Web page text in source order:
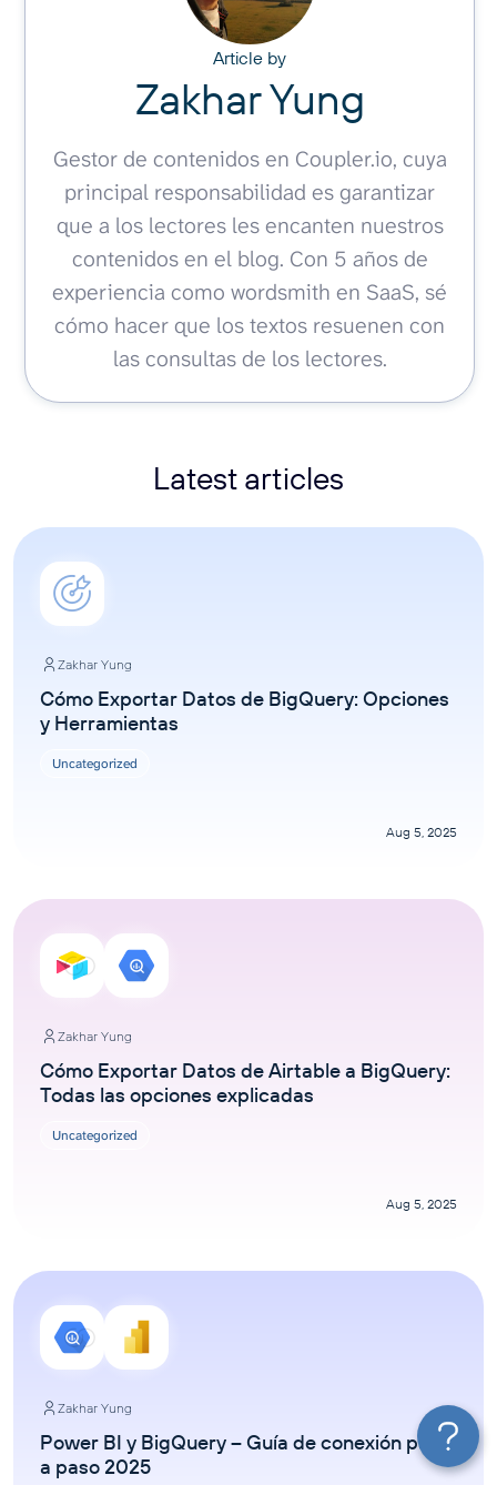
Article by
Zakhar Yung
Gestor de contenidos en Coupler.io, cuya
principal responsabilidad es garantizar
que a los lectores les encanten nuestros
contenidos en el blog. Con 5 años de
experiencia como wordsmith en SaaS, sé
cómo hacer que los textos resuenen con
las consultas de los lectores.
Latest articles
Zakhar Yung
Cómo Exportar Datos de BigQuery: Opciones
y Herramientas
Uncategorized
Aug 5, 2025
Zakhar Yung
Cómo Exportar Datos de Airtable a BigQuery:
Todas las opciones explicadas
Uncategorized
Aug 5, 2025
Zakhar Yung
Power BI y BigQuery – Guía de conexión paso
a paso 2025